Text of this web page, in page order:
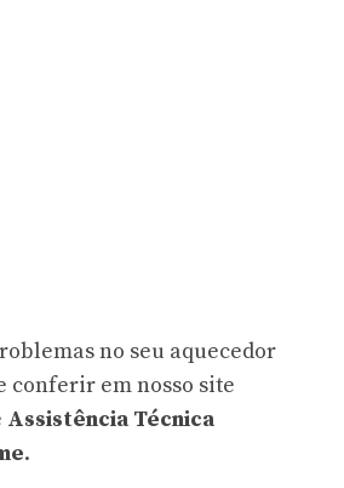
no seu aquecedor
conferir em nosso site
Assistência Técnica
.